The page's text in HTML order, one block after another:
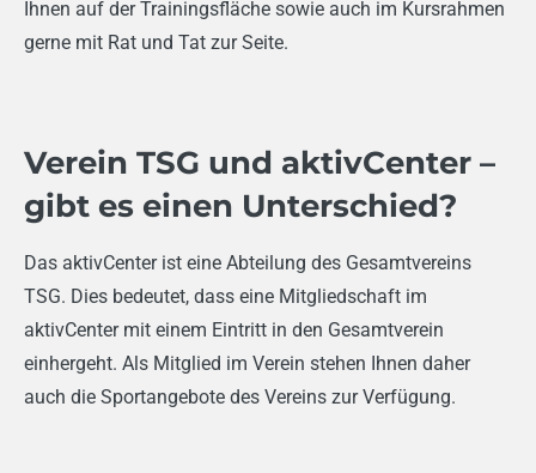
Ihnen auf der Trainingsfläche sowie auch im Kursrahmen
gerne mit Rat und Tat zur Seite.
Verein TSG und aktivCenter –
gibt es einen Unterschied?
Das aktivCenter ist eine Abteilung des Gesamtvereins
TSG. Dies bedeutet, dass eine Mitgliedschaft im
aktivCenter mit einem Eintritt in den Gesamtverein
einhergeht. Als Mitglied im Verein stehen Ihnen daher
auch die Sportangebote des Vereins zur Verfügung.